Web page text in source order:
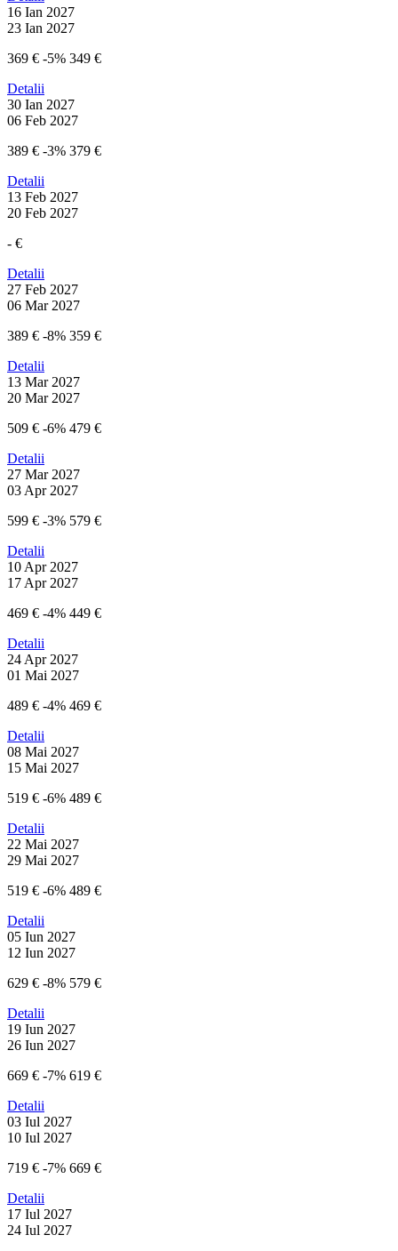
16 Ian 2027
23 Ian 2027
369 € -5% 349 €
Detalii
30 Ian 2027
06 Feb 2027
389 € -3% 379 €
Detalii
13 Feb 2027
20 Feb 2027
- €
Detalii
27 Feb 2027
06 Mar 2027
389 € -8% 359 €
Detalii
13 Mar 2027
20 Mar 2027
509 € -6% 479 €
Detalii
27 Mar 2027
03 Apr 2027
599 € -3% 579 €
Detalii
10 Apr 2027
17 Apr 2027
469 € -4% 449 €
Detalii
24 Apr 2027
01 Mai 2027
489 € -4% 469 €
Detalii
08 Mai 2027
15 Mai 2027
519 € -6% 489 €
Detalii
22 Mai 2027
29 Mai 2027
519 € -6% 489 €
Detalii
05 Iun 2027
12 Iun 2027
629 € -8% 579 €
Detalii
19 Iun 2027
26 Iun 2027
669 € -7% 619 €
Detalii
03 Iul 2027
10 Iul 2027
719 € -7% 669 €
Detalii
17 Iul 2027
24 Iul 2027